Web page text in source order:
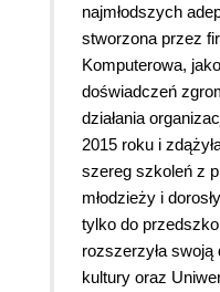
najmłodszych
stworzona przez
Komputerowa,
doświadczeń
działania
2015 roku i
szereg szkoleń z
młodzieży i
tylko do
rozszerzyła swoją
kultury oraz